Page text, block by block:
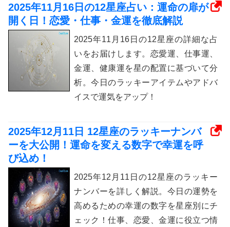
2025年11月16日の12星座占い：運命の扉が
開く日！恋愛・仕事・金運を徹底解説
2025年11月16日の12星座の詳細な占
いをお届けします。恋愛運、仕事運、
金運、健康運を星の配置に基づいて分
析。今日のラッキーアイテムやアドバ
イスで運気をアップ！
2025年12月11日 12星座のラッキーナンバ
ーを大公開！運命を変える数字で幸運を呼
び込め！
2025年12月11日の12星座のラッキー
ナンバーを詳しく解説。今日の運勢を
高めるための幸運の数字を星座別にチ
ェック！仕事、恋愛、金運に役立つ情